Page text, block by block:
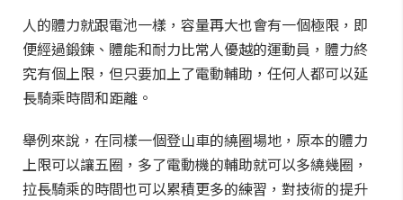
人的體力就跟電池一樣，容量再大也會有一個極限，即
便經過鍛鍊、體能和耐力比常人優越的運動員，體力終
究有個上限，但只要加上了電動輔助，任何人都可以延
長騎乘時間和距離。
舉例來說，在同樣一個登山車的繞圈場地，原本的體力
上限可以讓五圈，多了電動機的輔助就可以多繞幾圈，
拉長騎乘的時間也可以累積更多的練習，對技術的提升